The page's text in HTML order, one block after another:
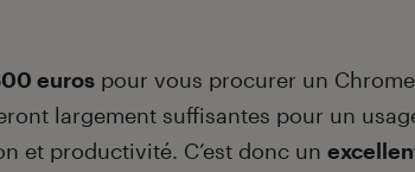
euros pour vous procurer un
largement suffisantes pour un
et productivité. C’est donc un